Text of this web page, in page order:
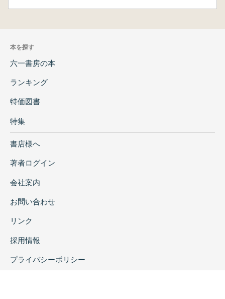
本を探す
六一書房の本
ランキング
特価図書
特集
書店様へ
著者ログイン
会社案内
お問い合わせ
リンク
採用情報
プライバシーポリシー